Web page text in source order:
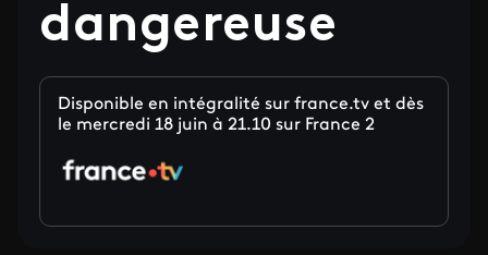
dangereuse
Disponible en intégralité sur france.tv et dès
le mercredi 18 juin à 21.10 sur France 2